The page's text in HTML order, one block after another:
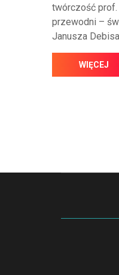
twórczość prof.
przewodni –
Janusza
WIĘCEJ